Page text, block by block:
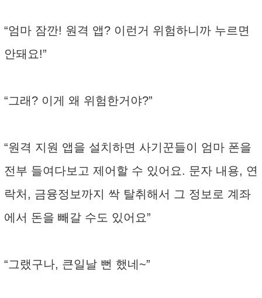
“엄마 잠깐! 원격 앱? 이런거 위험하니까 누르면
안돼요!”
“그래? 이게 왜 위험한거야?”
“원격 지원 앱을 설치하면 사기꾼들이 엄마 폰을
전부 들여다보고 제어할 수 있어요. 문자 내용, 연
락처, 금융정보까지 싹 탈취해서 그 정보로 계좌
에서 돈을 빼갈 수도 있어요”
“그랬구나, 큰일날 뻔 했네~”